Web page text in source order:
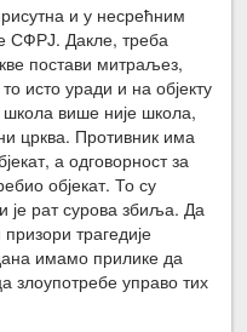
и у несрећним
СФРЈ. Дакле, треба
постави митраљез,
исто уради и на објекту
више није школа,
црква. Противник има
а одговорност за
објекат. То су
је рат сурова збиља. Да
трагедије
имамо прилике да
злоупотребе управо тих